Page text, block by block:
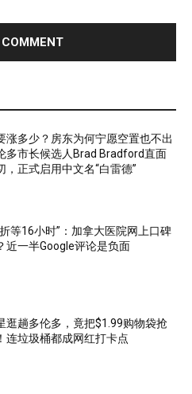
涨多少？房东为何宁愿空置也不出
多市长候选人Brad Bradford直面
，正式启用中文名“白雷德”
等16小时”：加拿大医院网上口碑
近一半Google评论是负面
逛趟多伦多，竟把$1.99购物袋抢
连垃圾桶都成网红打卡点